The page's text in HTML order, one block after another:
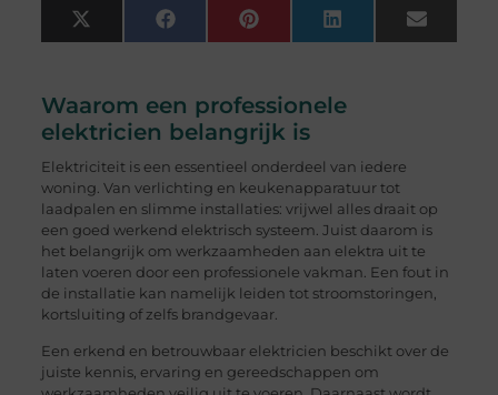
X
(Twitter)
FacebookPinterest LinkedIn Email
Waarom een professionele
elektricien belangrijk is
Elektriciteit is een essentieel onderdeel van iedere
woning. Van verlichting en keukenapparatuur tot
laadpalen en slimme installaties: vrijwel alles draait op
een goed werkend elektrisch systeem. Juist daarom is
het belangrijk om werkzaamheden aan elektra uit te
laten voeren door een professionele vakman. Een fout in
de installatie kan namelijk leiden tot stroomstoringen,
kortsluiting of zelfs brandgevaar.
Een erkend en betrouwbaar elektricien beschikt over de
juiste kennis, ervaring en gereedschappen om